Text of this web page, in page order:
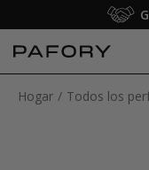
Hogar Todos los